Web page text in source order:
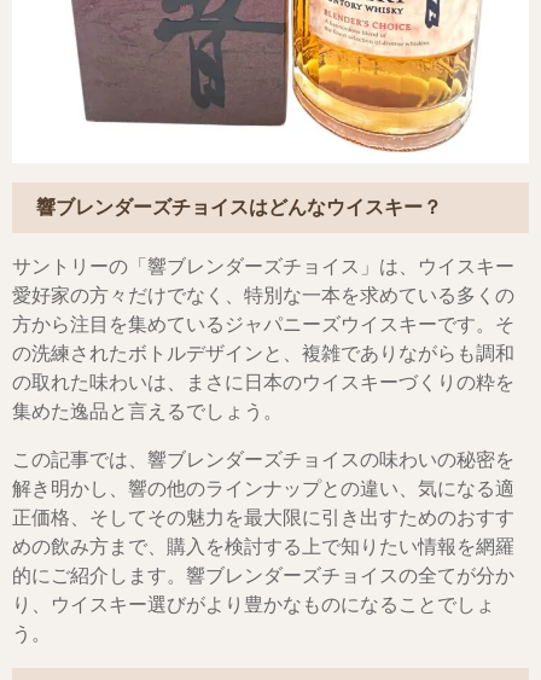
響ブレンダーズチョイスはどんなウイスキー？
サントリーの「響ブレンダーズチョイス」は、ウイスキー
愛好家の方々だけでなく、特別な一本を求めている多くの
方から注目を集めているジャパニーズウイスキーです。そ
の洗練されたボトルデザインと、複雑でありながらも調和
の取れた味わいは、まさに日本のウイスキーづくりの粋を
集めた逸品と言えるでしょう。
この記事では、響ブレンダーズチョイスの味わいの秘密を
解き明かし、響の他のラインナップとの違い、気になる適
正価格、そしてその魅力を最大限に引き出すためのおすす
めの飲み方まで、購入を検討する上で知りたい情報を網羅
的にご紹介します。響ブレンダーズチョイスの全てが分か
り、ウイスキー選びがより豊かなものになることでしょ
う。